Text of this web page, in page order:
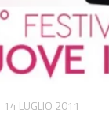
14 LUGLIO 2011